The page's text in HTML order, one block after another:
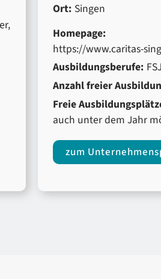
Ort: Singen
Homepage:
https://www.caritas-
Ausbildungsberufe:
Anzahl freier
Freie
auch unter dem Jahr
zum